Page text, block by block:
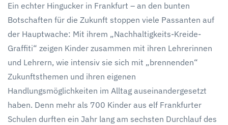
Ein echter Hingucker in Frankfurt – an den bunten
Botschaften für die Zukunft stoppen viele Passanten auf
der Hauptwache: Mit ihrem „Nachhaltigkeits-Kreide-
Graffiti“ zeigen Kinder zusammen mit ihren Lehrerinnen
und Lehrern, wie intensiv sie sich mit „brennenden“
Zukunftsthemen und ihren eigenen
Handlungsmöglichkeiten im Alltag auseinandergesetzt
haben. Denn mehr als 700 Kinder aus elf Frankfurter
Schulen durften ein Jahr lang am sechsten Durchlauf des